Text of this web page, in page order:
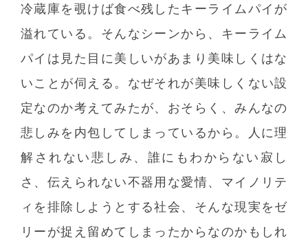
冷蔵庫を覗けば食べ残したキーライムパイが
溢れている。そんなシーンから、キーライム
パイは見た目に美しいがあまり美味しくはな
いことが伺える。なぜそれが美味しくない設
定なのか考えてみたが、おそらく、みんなの
悲しみを内包してしまっているから。人に理
解されない悲しみ、誰にもわからない寂し
さ、伝えられない不器用な愛情、マイノリテ
ィを排除しようとする社会、そんな現実をゼ
リーが捉え留めてしまったからなのかもしれ